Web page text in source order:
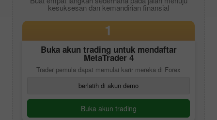
kesuksesan dan kemandirian finansial
1
Buka akun trading untuk mendaftar
MetaTrader 4
Trader pemula dapat memulai karir mereka di Forex
berlatih di akun demo
Buka akun trading